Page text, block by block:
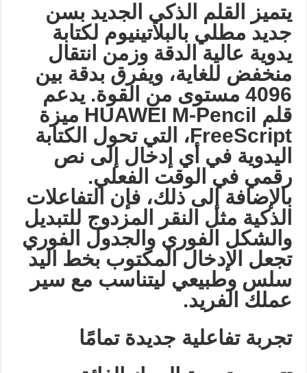
يتميز القلم الذكي الجديد بسن
جديد مطلي بالبلاتينيوم لكتابة
يدوية عالية الدقة وزمن انتقال
منخفض للغاية، ويفرق بدقة بين
4096 مستوى من القوة. يدعم
قلم
ميزة
FreeScript، التي تحول الكتابة
اليدوية في أي إدخال إلى نص
رقمي في الوقت الفعلي.
بالإضافة إلى ذلك، فإن التفاعلات
الذكية مثل النقر المزدوج للتبديل
والشكل الفوري والجدول الفوري
تجعل الإدخال المكتوب بخط اليد
سلس وطبيعي ليتناسب مع سير
عملك الفريد.
تجربة تفاعلية جديدة تمامًا